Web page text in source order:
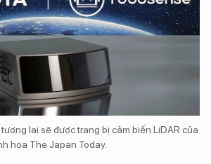
lai sẽ được trang bị cảm biến LiDAR của
họa The Japan Today.